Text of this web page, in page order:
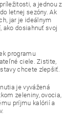
a jednou z
letnej sezóny. Ak
jar je ideálnym
ako dosiahnuť svoj
programu
ciele. Zistite,
chcete zlepšiť.
je vyvážená
zeleniny, ovocia,
príjmu kalórií a